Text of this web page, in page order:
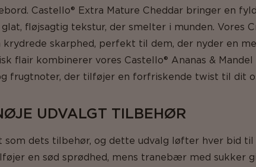
Castello® Extra Mature Cheddar bringer en
fløjsagtig tekstur, der smelter i munden. Vores
krydrede skarphed, perfekt til dem, der nyder en
flair kombinerer vores Castello® Ananas &
frugtnoter, der tilføjer en forfriskende twist til dit
UDVALGT TILBEHØR
som dets tilbehør, og dette udvalg løfter hver bid til
en sød sprødhed, mens tranebær med sukker